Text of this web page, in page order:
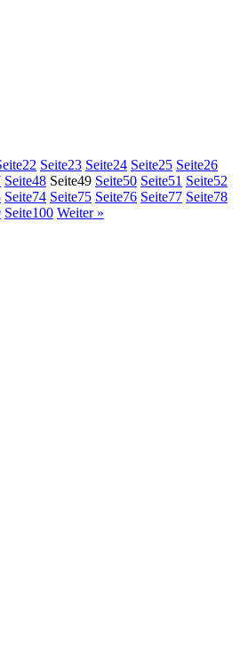
22 Seite23 Seite24 Seite25 Seite26
Seite48 Seite49 Seite50 Seite51 Seite52
Seite74 Seite75 Seite76 Seite77 Seite78
Seite100 Weiter »